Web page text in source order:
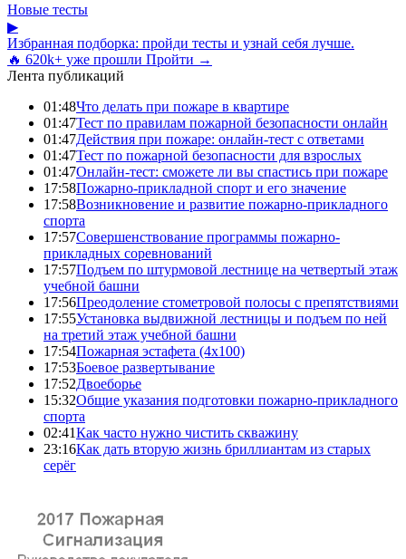
Новые тесты
▶
Избранная подборка: пройди тесты и узнай себя лучше.
🔥 620k+ уже прошли Пройти →
Лента публикаций
01:48Что делать при пожаре в квартире
01:47Тест по правилам пожарной безопасности онлайн
01:47Действия при пожаре: онлайн-тест с ответами
01:47Тест по пожарной безопасности для взрослых
01:47Онлайн-тест: сможете ли вы спастись при пожаре
17:58Пожарно-прикладной спорт и его значение
17:58Возникновение и развитие пожарно-прикладного
спорта
17:57Совершенствование программы пожарно-
прикладных соревнований
17:57Подъем по штурмовой лестнице на четвертый этаж
учебной башни
17:56Преодоление стометровой полосы с препятствиями
17:55Установка выдвижной лестницы и подъем по ней
на третий этаж учебной башни
17:54Пожарная эстафета (4x100)
17:53Боевое развертывание
17:52Двоеборье
15:32Общие указания подготовки пожарно-прикладного
спорта
02:41Как часто нужно чистить скважину
23:16Как дать вторую жизнь бриллиантам из старых
серёг